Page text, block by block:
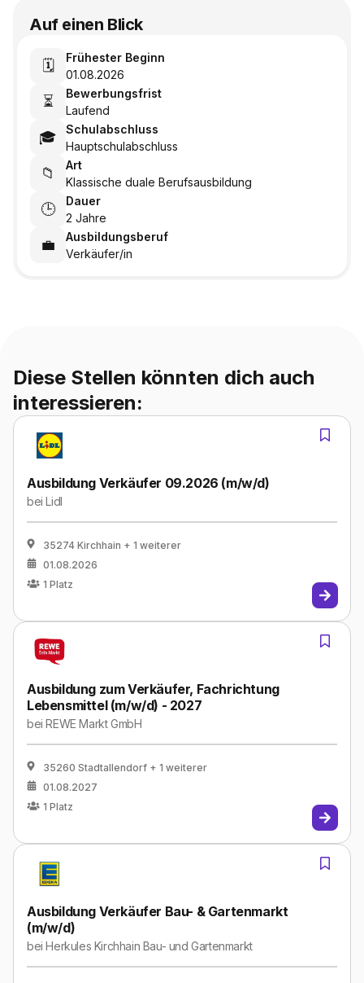
Auf einen Blick
🗓️
Frühester Beginn
01.08.2026
⏳
Bewerbungsfrist
Laufend
🎓
Schulabschluss
Hauptschulabschluss
📁
Art
Klassische duale Berufsausbildung
🕒
Dauer
2 Jahre
💼
Ausbildungsberuf
Verkäufer/in
Diese Stellen könnten dich auch
interessieren:
Ausbildung Verkäufer 09.2026 (m/w/d)
beiLidl
35274 Kirchhain + 1 weiterer
01.08.2026
1 Platz
Ausbildung zum Verkäufer, Fachrichtung
Lebensmittel (m/w/d) - 2027
beiREWE Markt GmbH
35260 Stadtallendorf + 1 weiterer
01.08.2027
1 Platz
Ausbildung Verkäufer Bau- & Gartenmarkt
(m/w/d)
beiHerkules Kirchhain Bau- und Gartenmarkt